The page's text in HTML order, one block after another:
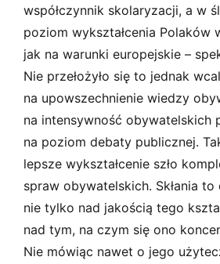
współczynnik skolaryzacji, a w
poziom wykształcenia Polaków
jak na warunki europejskie –
Nie przełożyło się to jednak
na upowszechnienie wiedzy
na intensywność obywatelskich
na poziom debaty publicznej.
lepsze wykształcenie szło
spraw obywatelskich. Skłania
nie tylko nad jakością tego
nad tym, na czym się ono
Nie mówiąc nawet o jego